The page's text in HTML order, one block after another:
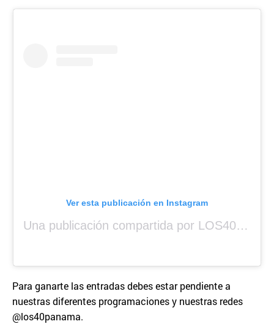
Ver esta publicación en Instagram
Una publicación compartida por LOS40 Panamá (@los40panama)
Para ganarte las entradas debes estar pendiente a
nuestras diferentes programaciones y nuestras redes
@los40panama.